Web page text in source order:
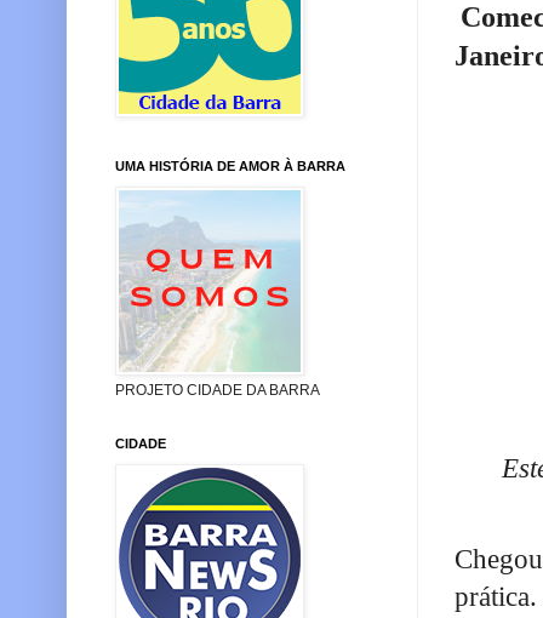
UMA HISTÓRIA DE AMOR À BARRA
PROJETO CIDADE DA BARRA
CIDADE